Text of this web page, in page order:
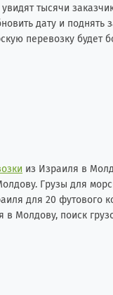
тысячи
дату и поднять
перевозку будет
из Израиля в
Грузы для
для 20 футового
Молдову, поиск